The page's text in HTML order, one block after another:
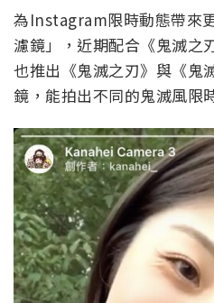
為Instagram限時動態帶來
濾鏡」，近期配合《鬼滅之
也推出《鬼滅之刃》與《鬼
鏡，能拍出不同的鬼滅風限